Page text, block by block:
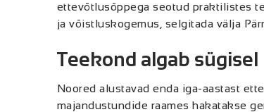
ettevõtlusõppega seotud praktilistes
ja võistluskogemus, selgitada välja
Teekond algab sügisel
Noored alustavad enda iga-aastast
majandustundide raames hakatakse